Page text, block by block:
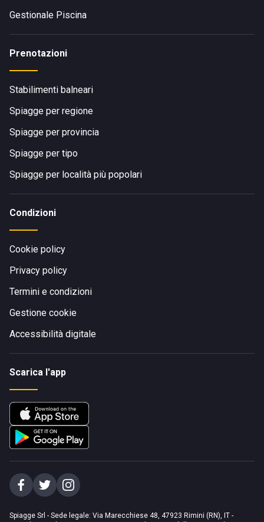
Gestionale Piscina
Prenotazioni
Stabilimenti balneari
Spiagge per regione
Spiagge per provincia
Spiagge per tipo
Spiagge per località più popolari
Condizioni
Cookie policy
Privacy policy
Termini e condizioni
Gestione cookie
Accessibilità digitale
Scarica l'app
Spiagge Srl - Sede legale: Via Marecchiese 48, 47923 Rimini (RN), IT -